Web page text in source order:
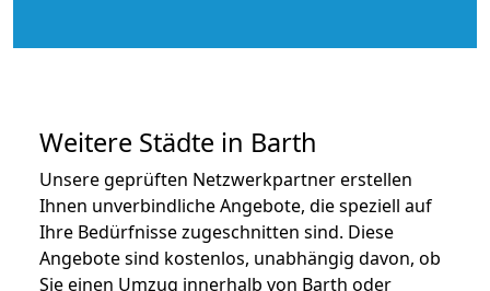
Weitere Städte in Barth
Unsere geprüften Netzwerkpartner erstellen
Ihnen unverbindliche Angebote, die speziell auf
Ihre Bedürfnisse zugeschnitten sind. Diese
Angebote sind kostenlos, unabhängig davon, ob
Sie einen Umzug innerhalb von Barth oder